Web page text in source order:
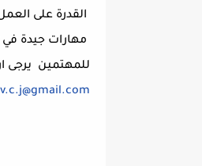
القدرة على
مهارات جيدة في php,html or ajax,
للمهتمين يرجى